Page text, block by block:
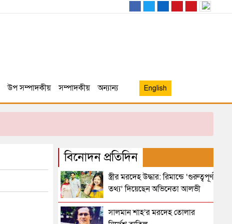
উপ সম্পাদকীয় সম্পাদকীয় অন্যান্য English
বিনোদন প্রতিদিন
স্ত্রীর মরদেহ উদ্ধার: রিমান্ডে ‘গুরুত্বপূর্ণ
তথ্য’ দিয়েছেন অভিনেতা আলভী
সালমান শাহ’র মরদেহ তোলার